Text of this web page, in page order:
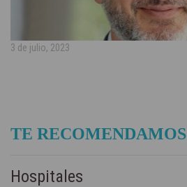
3 de julio, 2023
TE RECOMENDAMOS
Hospitales